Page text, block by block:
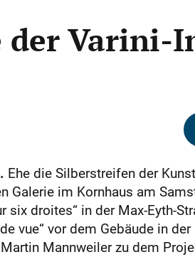
der Varini-
Ehe die Silberstreifen der
Galerie im Kornhaus am
six droites“ in der Max-Eyth-
vue“ vor dem Gebäude in
Mannweiler zu dem